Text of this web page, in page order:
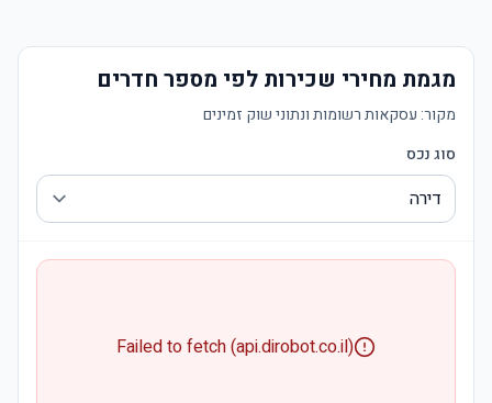
מגמת מחירי שכירות לפי מספר חדרים
מקור: עסקאות רשומות ונתוני שוק זמינים
סוג נכס
Failed to fetch (api.dirobot.co.il)